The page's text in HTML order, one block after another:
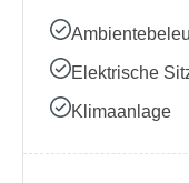
Elektrische
Klimaanlage